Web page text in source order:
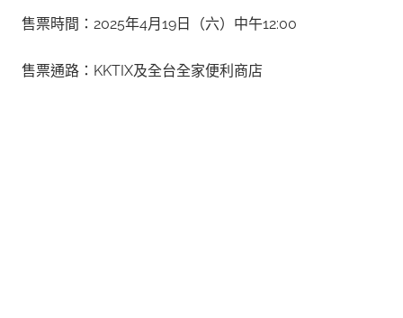
售票時間：2025年4月19日（六）中午12:00
售票通路：KKTIX及全台全家便利商店